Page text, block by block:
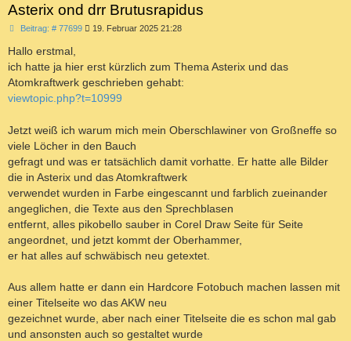
Asterix ond drr Brutusrapidus
Beitrag: # 77699B
r
g
19. Februar 2025 21:28
Hallo erstmal,
ich hatte ja hier erst kürzlich zum Thema Asterix und das
Atomkraftwerk geschrieben gehabt:
viewtopic.php?t=10999
Jetzt weiß ich warum mich mein Oberschlawiner von Großneffe so
viele Löcher in den Bauch
gefragt und was er tatsächlich damit vorhatte. Er hatte alle Bilder
die in Asterix und das Atomkraftwerk
verwendet wurden in Farbe eingescannt und farblich zueinander
angeglichen, die Texte aus den Sprechblasen
entfernt, alles pikobello sauber in Corel Draw Seite für Seite
angeordnet, und jetzt kommt der Oberhammer,
er hat alles auf schwäbisch neu getextet.
Aus allem hatte er dann ein Hardcore Fotobuch machen lassen mit
einer Titelseite wo das AKW neu
gezeichnet wurde, aber nach einer Titelseite die es schon mal gab
und ansonsten auch so gestaltet wurde